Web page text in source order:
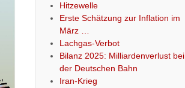
Hitzewelle
Erste Schätzung zur Inflation im
März …
Lachgas-Verbot
Bilanz 2025: Milliardenverlust bei
der Deutschen Bahn
Iran-Krieg